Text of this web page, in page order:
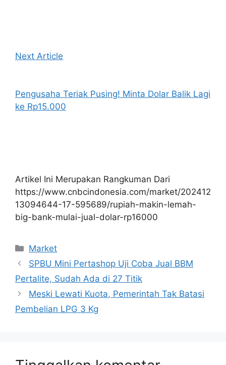
Next Article
Pengusaha Teriak Pusing! Minta Dolar Balik Lagi
ke Rp15.000
Artikel Ini Merupakan Rangkuman Dari
https://www.cnbcindonesia.com/market/202412
13094644-17-595689/rupiah-makin-lemah-
big-bank-mulai-jual-dolar-rp16000
Kategori
Market
SPBU Mini Pertashop Uji Coba Jual BBM
Pertalite, Sudah Ada di 27 Titik
Meski Lewati Kuota, Pemerintah Tak Batasi
Pembelian LPG 3 Kg